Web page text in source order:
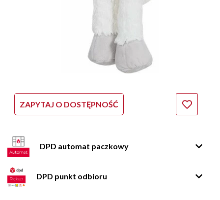
ZAPYTAJ O DOSTĘPNOŚĆ
DPD automat paczkowy
DPD punkt odbioru